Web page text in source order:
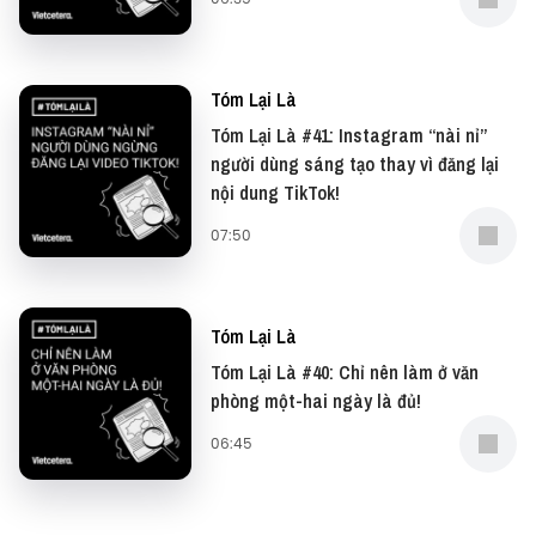
NangNiuLamThienNhienOi
- NCT:https://bit.ly/3AYphQG
- Zing MP3:https://bit.ly/3DStzLc
Tóm Lại Là
Tóm Lại Là #41: Instagram “nài nỉ”
người dùng sáng tạo thay vì đăng lại
nội dung TikTok!
07:50
Tóm Lại Là
Tóm Lại Là #40: Chỉ nên làm ở văn
phòng một-hai ngày là đủ!
06:45